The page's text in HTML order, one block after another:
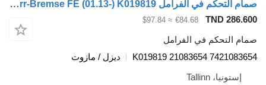
صمام التحكم في الفرامل Knorr-Bremse FE (01.13-) K019819 لـ السيارات القاطرة Volvo FL, FE (2013-)
TND
€84.68
≈ $97.84
التحكم في الفرامل
K019819 21083654
ديزل / مازوت
إستونيا، Tallinn